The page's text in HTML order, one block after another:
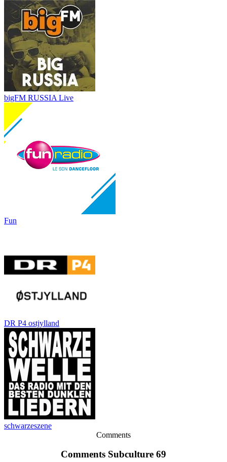
bigFM RUSSIA Live
Fun
DR P4 ostjylland
schwarzeszene
Comments
Comments Subculture 69